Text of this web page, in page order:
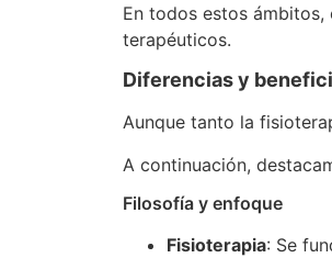
En todos estos
terapéuticos.
Diferencias y
Aunque tanto la
A continuación,
Filosofía y enfoque
Fisioterapia: Se